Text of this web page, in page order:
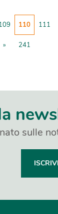
110 111
» 241
sulle